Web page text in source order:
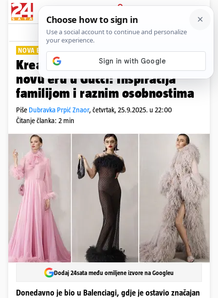
PRIJAVA
Lifestyle Komentari
NOVA ERA
Kreativni direktor Demna uvodi
novu eru u Gucci: Inspiracija
familijom i raznim osobnostima
Piše Dubravka Prpić Znaor, četvrtak, 25.9.2025. u 22:00
Čitanje članka: 2 min
Dodaj 24sata među omiljene izvore na Googleu
Donedavno je bio u Balenciagi, gdje je ostavio značajan